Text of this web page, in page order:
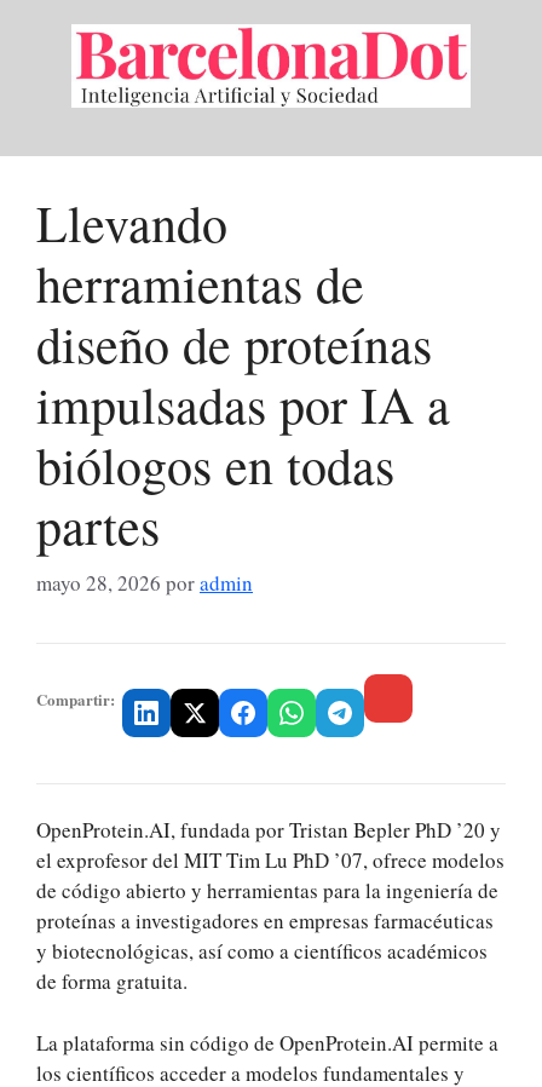
contenido
Llevando
herramientas de
diseño de proteínas
impulsadas por IA a
biólogos en todas
partes
mayo 28, 2026 poradmin
Compartir:
OpenProtein.AI, fundada por Tristan Bepler PhD ’20 y
el exprofesor del MIT Tim Lu PhD ’07, ofrece modelos
de código abierto y herramientas para la ingeniería de
proteínas a investigadores en empresas farmacéuticas
y biotecnológicas, así como a científicos académicos
de forma gratuita.
La plataforma sin código de OpenProtein.AI permite a
los científicos acceder a modelos fundamentales y